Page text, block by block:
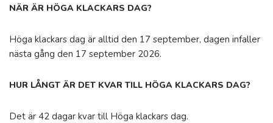
NÄR ÄR HÖGA KLACKARS DAG?
Höga klackars dag är alltid den 17 september, dagen infaller
nästa gång den 17 september 2026.
HUR LÅNGT ÄR DET KVAR TILL HÖGA KLACKARS DAG?
Det är 42 dagar kvar till Höga klackars dag.